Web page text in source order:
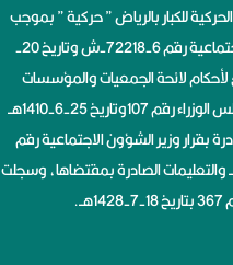
للكبار بالرياض ” حركية ” بموجب
خطاب وزارة الشؤون الإجتماعية رقم 6-72218-ش وتاريخ 20-
لأحكام لائحة الجمعيات والمؤسسات
الخيرية الصادرة بقرار مجلس الوزراء رقم 107وتاريخ 25-6-1410هــ
بقرار وزير الشؤون الاجتماعية رقم
وتاريخ 30-1-1412هــ والتعليمات الصادرة بمقتضاها، وسجلت